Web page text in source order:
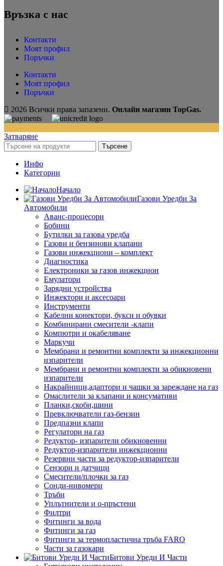
Връзка с нас
Контакти
Моят профил
Поръчки
Контакти
Моят профил
Поръчки
2026 Всички права запазени. Онлайн магазин TopGas.
Затваряне
Търсене
Инфо
Категории
Начало
Газови Уредби За
Автомобили
Аванс-процесори
Бобини
Бутилки за газова уредба
Газови и бензинови клапани
Газови инжекциони – комплект
Диагностика
Електроники за газов инжекцион
Емулатори
Зарядни устройства
Инжектори и аксесоари
Инструменти
Кабелни конектори, букси и обувки
Комбинирани смесители -клапи
Компютри и окабеляване
Маркучи
Мембрани и ремонтни комплекти за инжекционни
изпарители
Мембрани и ремонтни комплекти за обикновени
изпарители
Накрайници,адаптори и чашки за зареждане на газ
Омаслители за клапани и консумативи
Планки,скоби,шини
Превключватели газ-бензин
Предпазни клапи
Регулатори на газ
Редуктор- изпарители обикновенни
Редуктор-изпарители инжекционни
Резервни части за редуктор-изпарители
Сензори и датчици
Смесители/плочки за газ
Сонди-нивомери
Тръби
Уплътнители и о-пръстени
Филтри
Фитинги за вода
Фитинги за газ
Фитинги за термопластична тръба FARO
Части за газокари
Битови Уреди И Части